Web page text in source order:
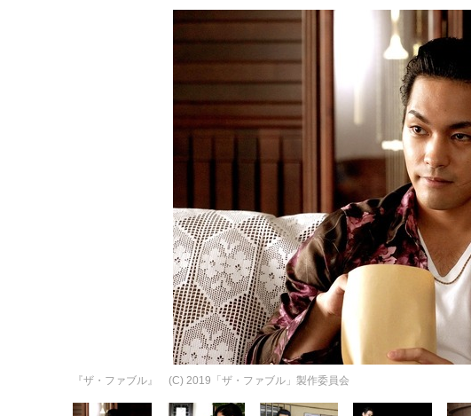
『ザ・ファブル』 (C) 2019「ザ・ファブル」製作委員会